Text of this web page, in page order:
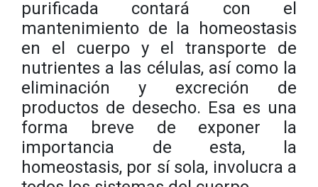
purificada contará con el
mantenimiento de la homeostasis
en el cuerpo y el transporte de
nutrientes a las células, así como la
eliminación y excreción de
productos de desecho. Esa es una
forma breve de exponer la
importancia de esta, la
homeostasis, por sí sola, involucra a